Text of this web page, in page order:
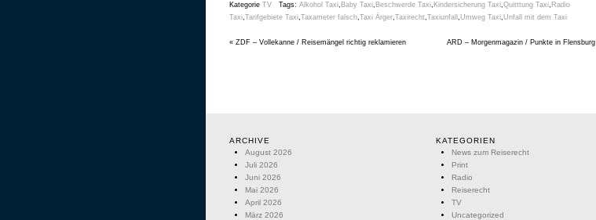
Kategorie TV Tags: Alkohol Taxi, Baby Taxi, Beschwerde Taxi, Kindersicherung Taxi,Quitttung Taxi, Radio
Taxi,Tarifgebiete Taxi,Taxameter falsch,Taxi Ärger,Taxirecht,Taxiunfall ,Umweg Taxi,Unfall mit dem Taxi
« ZDF – Vollekanne / Reisemängel richtig reklamieren ARD – Morgenmagazin / Punkte in Flensburg
ARCHIVE
August 2026
Juli 2026
Juni 2026
Mai 2026
April 2026
März 2026
KATEGORIEN
News zum Reiserecht
Print
Radio
Reiserecht
TV
Uncategorized